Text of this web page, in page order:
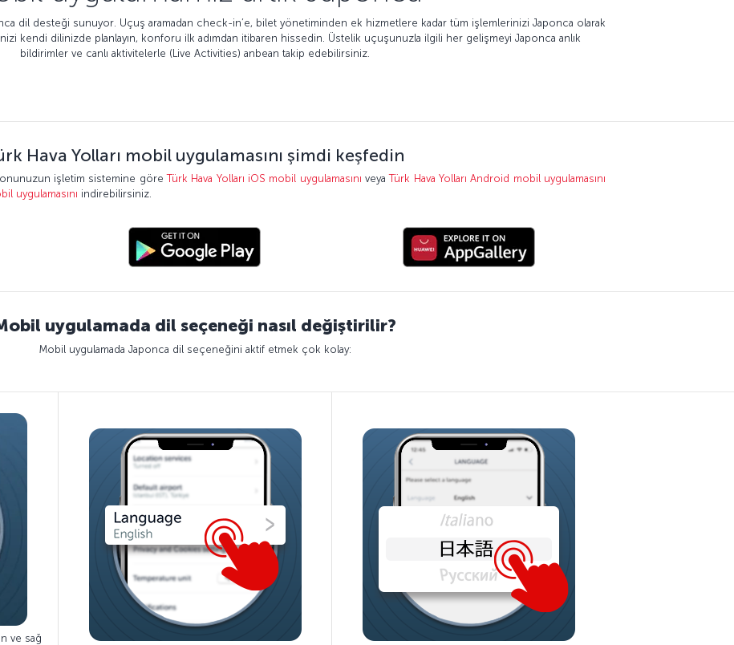
dil desteği sunuyor. Uçuş aramadan check-in’e, bilet yönetiminden ek hizmetlere kadar tüm işlemlerinizi Japonca olarak
kendi dilinizde planlayın, konforu ilk adımdan itibaren hissedin. Üstelik uçuşunuzla ilgili her gelişmeyi Japonca anlık
bildirimler ve canlı aktivitelerle (Live Activities) anbean takip edebilirsiniz.
Hava Yolları mobil uygulamasını şimdi keşfedin
işletim sistemine göreTürk Hava Yolları iOS mobil uygulamasını veyaTürk Hava Yolları Android mobil uygulamasını
uygulamasını indirebilirsiniz.
uygulamada dil seçeneği nasıl değiştirilir?
Mobil uygulamada Japonca dil seçeneğini aktif etmek çok kolay:
ve sağ